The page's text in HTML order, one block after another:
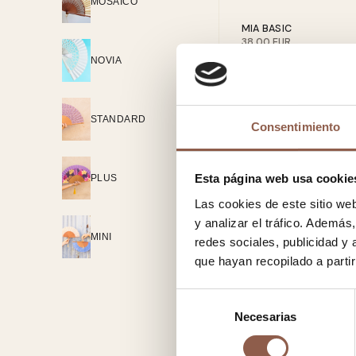
Consentimiento
Esta página web usa
Las cookies de este sitio
y analizar el tráfico.
redes sociales, publicidad y
que hayan recopilado a
consentimiento
Necesarias
NOVIA
STANDARD
PLUS
MINI
MIA BASIC
38.00 EUR
38.00 EUR
PAEA
PEPA YELLOW
38.00 EUR
38.00 EUR